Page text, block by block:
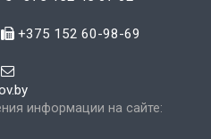
+375 152 60-98-69
информации на сайте: